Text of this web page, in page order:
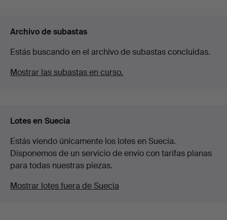
Archivo de subastas
Estás buscando en el archivo de subastas concluidas.
Mostrar las subastas en curso.
Lotes en Suecia
Estás viendo únicamente los lotes en Suecia.
Disponemos de un servicio de envío con tarifas planas
para todas nuestras piezas.
Mostrar lotes fuera de Suecia